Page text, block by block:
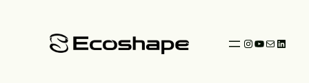
Instagram
YouTube
Mail